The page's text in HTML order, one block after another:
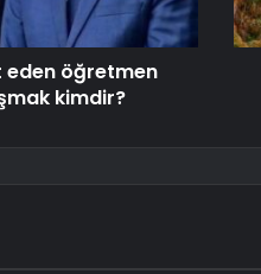
öğretmen
kimdir?